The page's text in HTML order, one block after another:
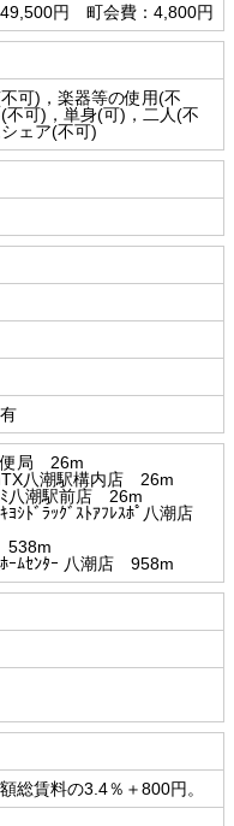
円 町会費：4,800円
可)，楽器等の使用(不
可)，単身(可)，二人(不
ェア(不可)
便局 26m
八潮駅構内店 26m
ﾐ八潮駅前店 26m
ﾖｼﾄﾞﾗｯｸﾞｽﾄｱﾌﾚｽﾎﾟ八潮店
538m
ｰﾑｾﾝﾀｰ 八潮店 958m
総賃料の3.4％＋800円。